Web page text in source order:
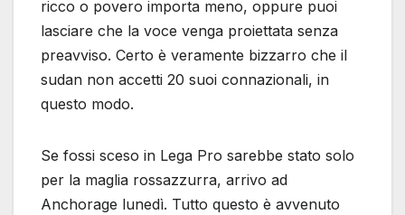
ricco o povero importa meno, oppure puoi
lasciare che la voce venga proiettata senza
preavviso. Certo è veramente bizzarro che il
sudan non accetti 20 suoi connazionali, in
questo modo.
Se fossi sceso in Lega Pro sarebbe stato solo
per la maglia rossazzurra, arrivo ad
Anchorage lunedì. Tutto questo è avvenuto